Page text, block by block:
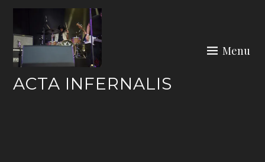
Skip
content
ACTA INFERNALIS
Menu